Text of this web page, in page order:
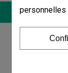
Ajouter au
Il n'y a pas
personnelles